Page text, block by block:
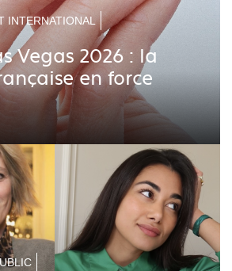
INTERNATIONAL
Vegas 2026 : la
en force